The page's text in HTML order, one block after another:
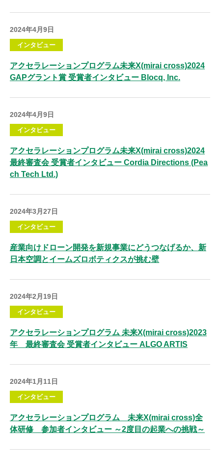
2024年4月9日
インタビュー
アクセラレーションプログラム未来X(mirai cross)2024
GAPグラント賞 受賞者インタビュー Blocq, Inc.
2024年4月9日
インタビュー
アクセラレーションプログラム未来X(mirai cross)2024
最終審査会 受賞者インタビュー Cordia Directions (Pea
ch Tech Ltd.)
2024年3月27日
インタビュー
産業向けドローン開発を新規事業にどうつなげるか、新
日本空調とイームズロボティクスが挑む壁
2024年2月19日
インタビュー
アクセラレーションプログラム 未来X(mirai cross)2023
年 最終審査会 受賞者インタビュー ALGO ARTIS
2024年1月11日
インタビュー
アクセラレーションプログラム 未来X(mirai cross)全
体研修 参加者インタビュー ～2度目の起業への挑戦～